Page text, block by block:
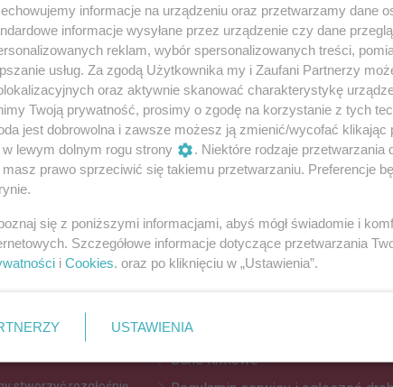
w regionie na portalach aukcyjnych
powiatu średzkiego stracili blisko 16 tysięcy
08:58
Reklama
Kontakt
Patronat
Dane firmowe
informacje na urządzeniu oraz przetwarzamy dane
informacje wysyłane przez urządzenie czy dane
reklam, wybór spersonalizowanych treści,
usług. Za zgodą Użytkownika my i Zaufani Partnerzy
oraz aktywnie skanować charakterystykę
Twoją prywatność, prosimy o zgodę na korzystanie z tych
jest dobrowolna i zawsze możesz ją zmienić/wycofać
w lewym dolnym rogu strony
. Niektóre rodzaje przetwarzania
masz prawo sprzeciwić się takiemu przetwarzaniu. Preferencje
się z poniższymi informacjami, abyś mógł świadomie i
Szczegółowe informacje dotyczące przetwarzania
i Cookies. oraz po kliknięciu w „Ustawienia”.
USTAWIENIA